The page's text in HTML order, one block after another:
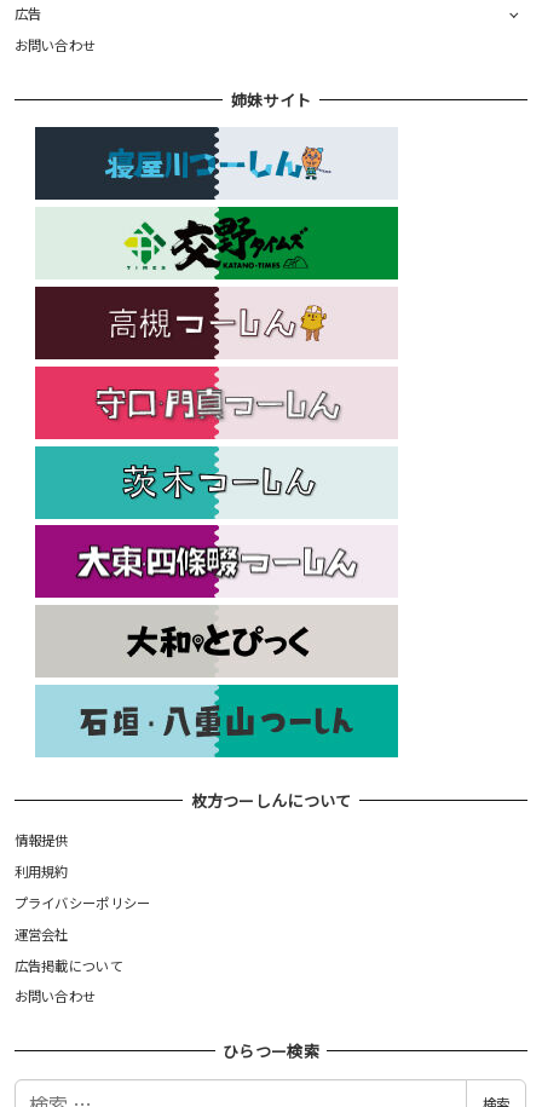
広告
お問い合わせ
姉妹サイト
枚方つーしんについて
情報提供
利用規約
プライバシーポリシー
運営会社
広告掲載について
お問い合わせ
ひらつー検索
検